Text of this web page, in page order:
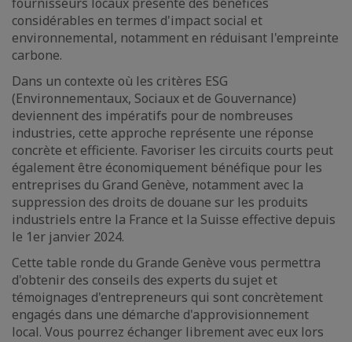
considérables en termes d'impact social et
environnemental, notamment en réduisant l'empreinte
carbone.
Dans un contexte où les critères ESG
(Environnementaux, Sociaux et de Gouvernance)
deviennent des impératifs pour de nombreuses
industries, cette approche représente une réponse
concrète et efficiente. Favoriser les circuits courts peut
également être économiquement bénéfique pour les
entreprises du Grand Genève, notamment avec la
suppression des droits de douane sur les produits
industriels entre la France et la Suisse effective depuis
le 1er janvier 2024.
Cette table ronde du Grande Genève vous permettra
d'obtenir des conseils des experts du sujet et
témoignages d'entrepreneurs qui sont concrètement
engagés dans une démarche d'approvisionnement
local. Vous pourrez échanger librement avec eux lors